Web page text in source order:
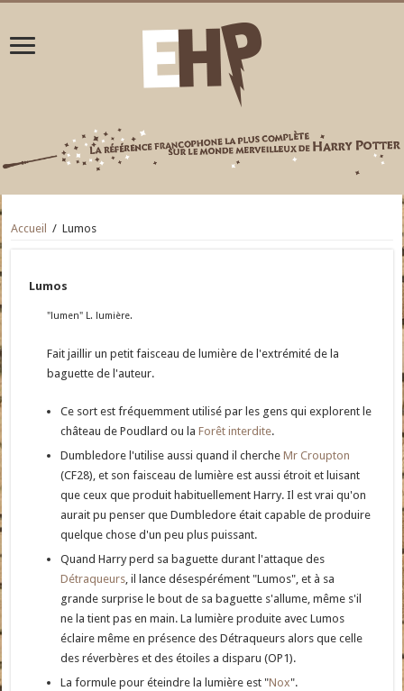
Accueil / Lumos
Lumos
"lumen" L. lumière.
Fait jaillir un petit faisceau de lumière de l'extrémité de la
baguette de l'auteur.
Ce sort est fréquemment utilisé par les gens qui explorent le
château de Poudlard ou laForêt interdite.
Dumbledore l'utilise aussi quand il chercheMr Croupton
(CF28), et son faisceau de lumière est aussi étroit et luisant
que ceux que produit habituellement Harry. Il est vrai qu'on
aurait pu penser que Dumbledore était capable de produire
quelque chose d'un peu plus puissant.
Quand Harry perd sa baguette durant l'attaque des
Détraqueurs, il lance désespérément "Lumos", et à sa
grande surprise le bout de sa baguette s'allume, même s'il
ne la tient pas en main. La lumière produite avec Lumos
éclaire même en présence des Détraqueurs alors que celle
des réverbères et des étoiles a disparu (OP1).
La formule pour éteindre la lumière est "Nox".